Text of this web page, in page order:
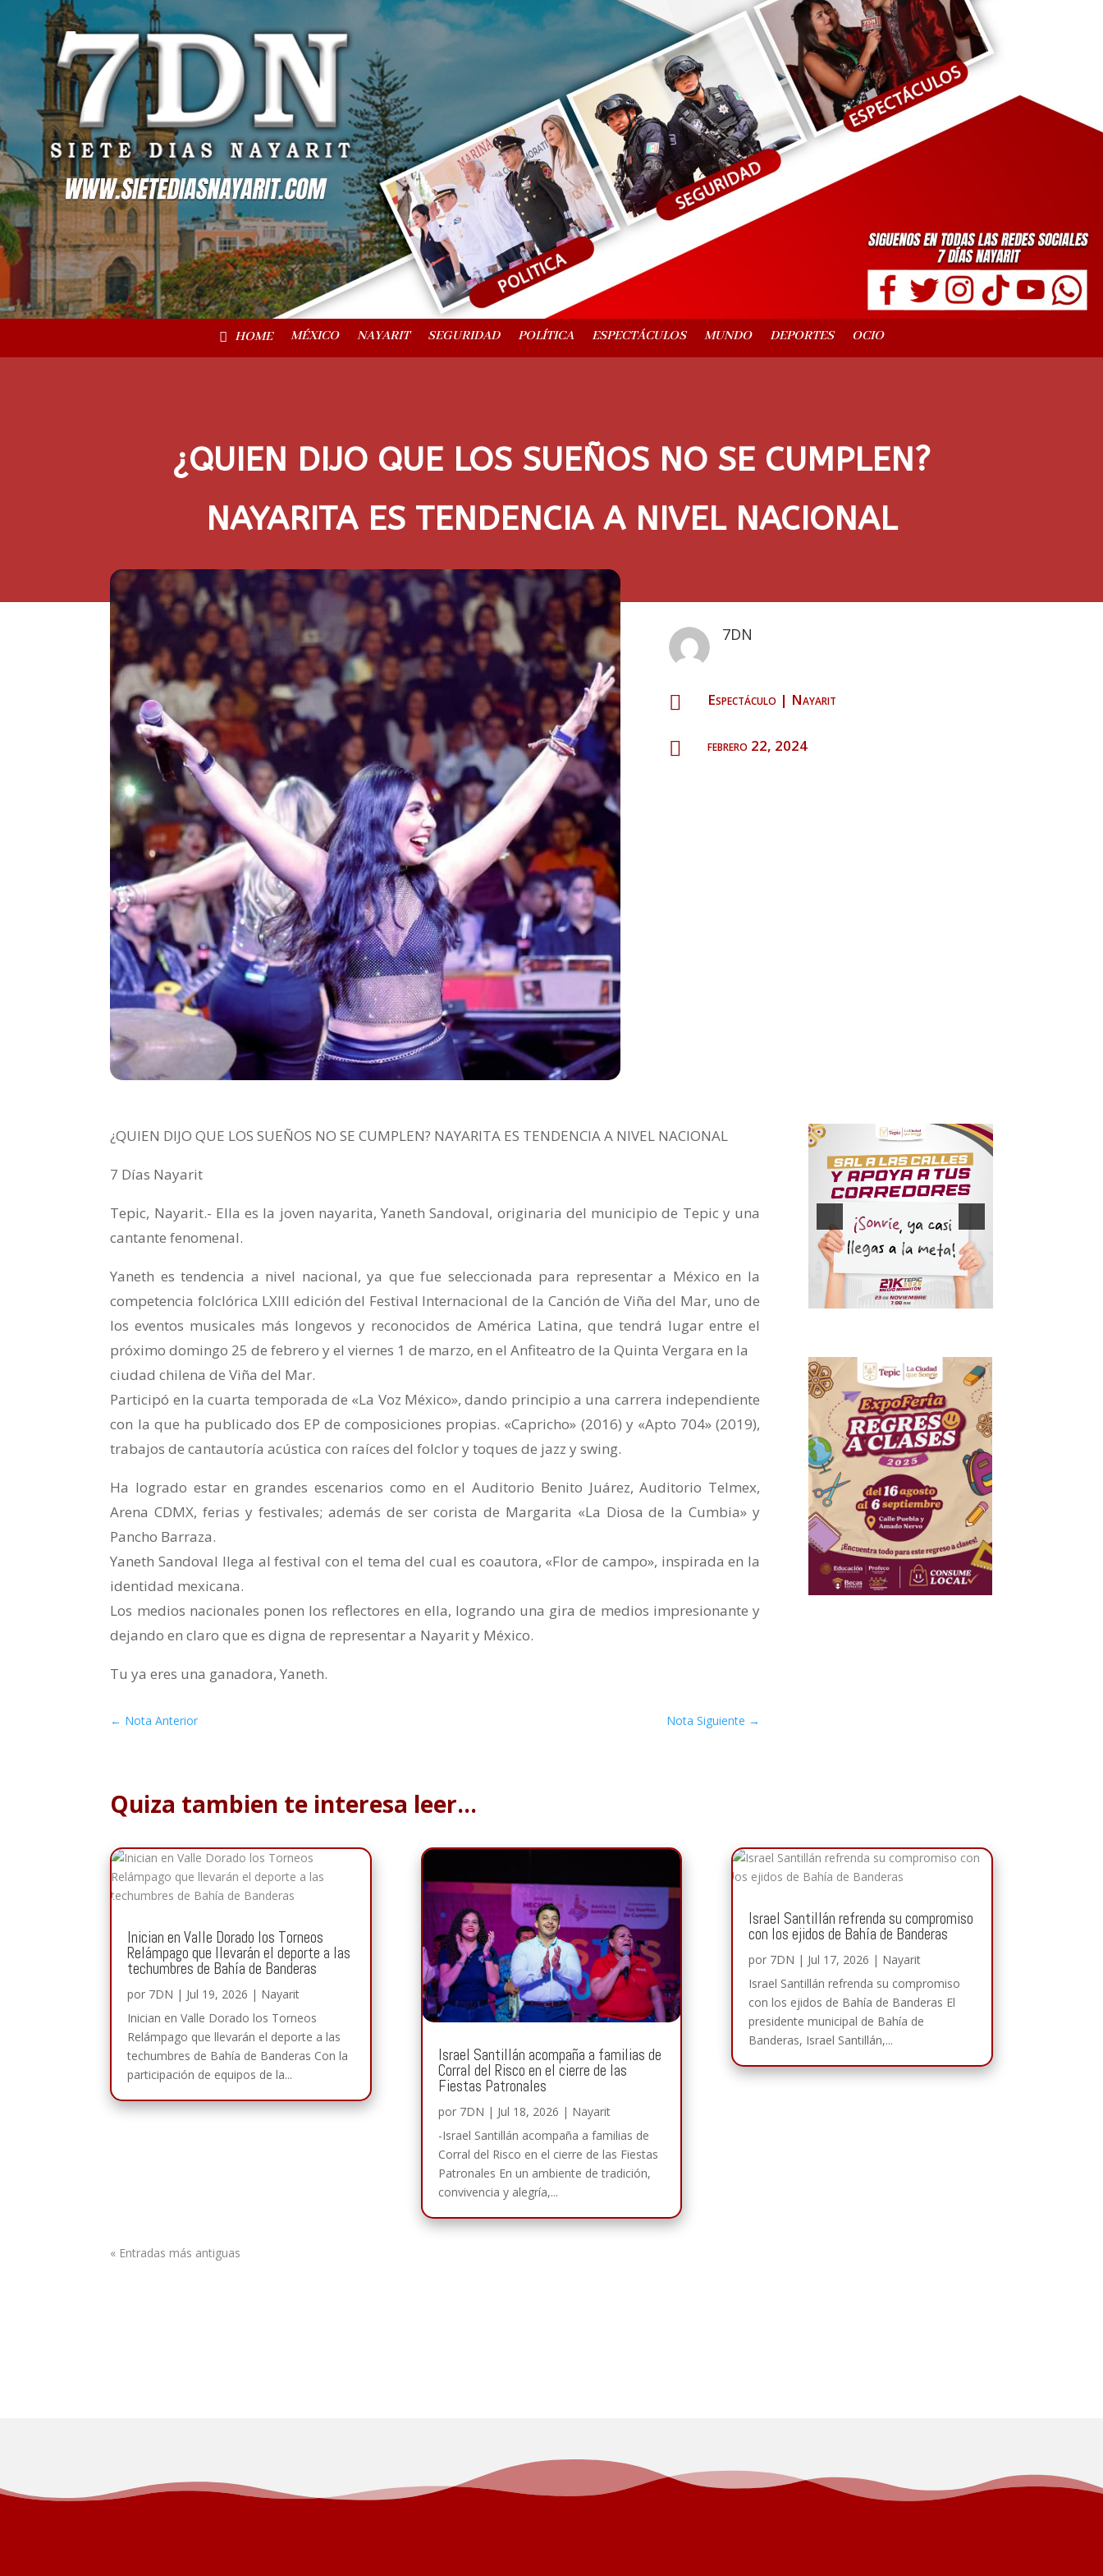
HOME MÉXICO NAYARIT SEGURIDAD POLÍTICA ESPECTÁCULOS MUNDO DEPORTES OCIO
¿QUIEN DIJO QUE LOS SUEÑOS NO SE CUMPLEN?
NAYARITA ES TENDENCIA A NIVEL NACIONAL
7DN
 Espectáculo | Nayarit
 febrero 22, 2024
¿QUIEN DIJO QUE LOS SUEÑOS NO SE CUMPLEN? NAYARITA ES TENDENCIA A NIVEL NACIONAL
7 Días Nayarit
Tepic, Nayarit.- Ella es la joven nayarita, Yaneth Sandoval, originaria del municipio de Tepic y una
cantante fenomenal.
Yaneth es tendencia a nivel nacional, ya que fue seleccionada para representar a México en la
competencia folclórica LXIII edición del Festival Internacional de la Canción de Viña del Mar, uno de
los eventos musicales más longevos y reconocidos de América Latina, que tendrá lugar entre el
próximo domingo 25 de febrero y el viernes 1 de marzo, en el Anfiteatro de la Quinta Vergara en la
ciudad chilena de Viña del Mar.
Participó en la cuarta temporada de «La Voz México», dando principio a una carrera independiente
con la que ha publicado dos EP de composiciones propias. «Capricho» (2016) y «Apto 704» (2019),
trabajos de cantautoría acústica con raíces del folclor y toques de jazz y swing.
Ha logrado estar en grandes escenarios como en el Auditorio Benito Juárez, Auditorio Telmex,
Arena CDMX, ferias y festivales; además de ser corista de Margarita «La Diosa de la Cumbia» y
Pancho Barraza.
Yaneth Sandoval llega al festival con el tema del cual es coautora, «Flor de campo», inspirada en la
identidad mexicana.
Los medios nacionales ponen los reflectores en ella, logrando una gira de medios impresionante y
dejando en claro que es digna de representar a Nayarit y México.
Tu ya eres una ganadora, Yaneth.
← Nota Anterior Nota Siguiente →
Quiza tambien te interesa leer…
Inician en Valle Dorado los Torneos
Relámpago que llevarán el deporte a las
techumbres de Bahía de Banderas
por 7DN | Jul 19, 2026 | Nayarit
Inician en Valle Dorado los Torneos
Relámpago que llevarán el deporte a las
techumbres de Bahía de Banderas Con la
participación de equipos de la...
Israel Santillán acompaña a familias de
Corral del Risco en el cierre de las
Fiestas Patronales
por 7DN | Jul 18, 2026 | Nayarit
-Israel Santillán acompaña a familias de
Corral del Risco en el cierre de las Fiestas
Patronales En un ambiente de tradición,
convivencia y alegría,...
Israel Santillán refrenda su compromiso
con los ejidos de Bahía de Banderas
por 7DN | Jul 17, 2026 | Nayarit
Israel Santillán refrenda su compromiso
con los ejidos de Bahía de Banderas El
presidente municipal de Bahía de
Banderas, Israel Santillán,...
« Entradas más antiguas